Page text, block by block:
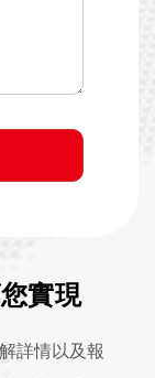
實現
詳情以及報